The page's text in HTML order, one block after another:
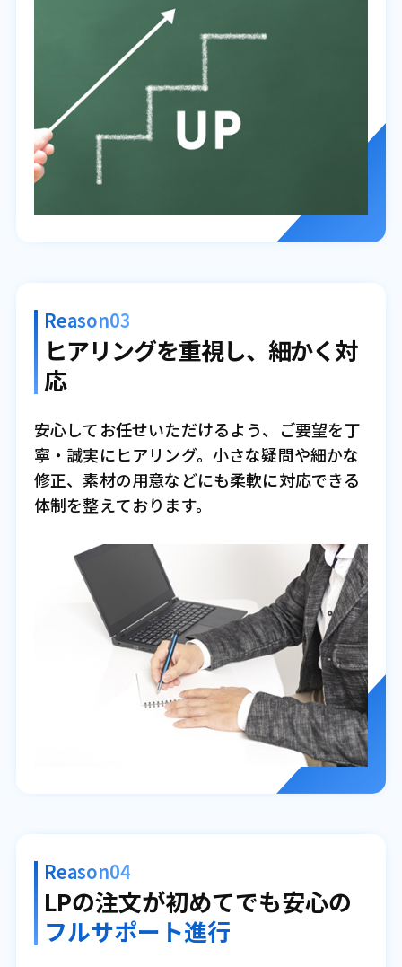
Reason03
ヒアリングを重視し、細かく対
応
安心してお任せいただけるよう、ご要望を丁
寧・誠実にヒアリング。小さな疑問や細かな
修正、素材の用意などにも柔軟に対応できる
体制を整えております。
Reason04
LPの注文が初めてでも安心の
フルサポート進行